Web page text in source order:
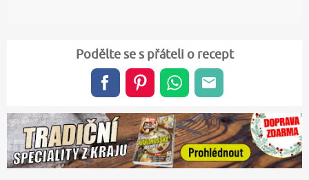
Podělte se s přáteli o recept